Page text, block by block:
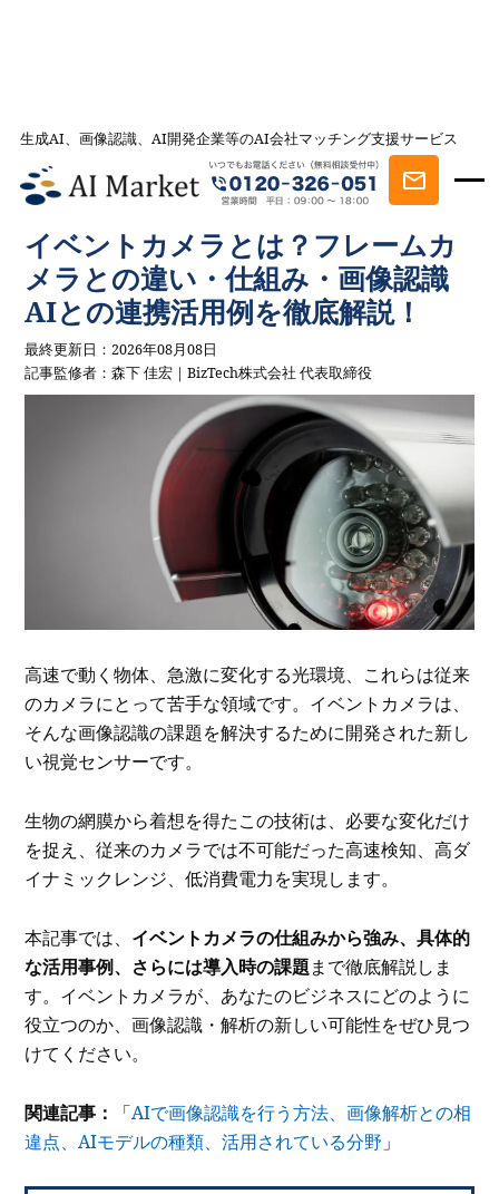
生成AI、画像認識、AI開発企業等のAI会社マッチング支援サービス
AI会社とのマッチングは AI Market
記事一覧
AI事例・AI活用法を探す
イベントカメラとは？フレームカメ
ラとの違い・仕組み・画像認識AIとの連携活用例を徹底解説！
イベントカメラとは？フレームカ
メラとの違い・仕組み・画像認識
AIとの連携活用例を徹底解説！
最終更新日：2026年08月08日
記事監修者：森下 佳宏｜BizTech株式会社 代表取締役
高速で動く物体、急激に変化する光環境、これらは従来
のカメラにとって苦手な領域です。イベントカメラは、
そんな画像認識の課題を解決するために開発された新し
い視覚センサーです。
生物の網膜から着想を得たこの技術は、必要な変化だけ
を捉え、従来のカメラでは不可能だった高速検知、高ダ
イナミックレンジ、低消費電力を実現します。
本記事では、 イベントカメラの仕組みから強み、具体的
な活用事例、さらには導入時の課題まで徹底解説しま
す。イベントカメラが、あなたのビジネスにどのように
役立つのか、画像認識・解析の新しい可能性をぜひ見つ
けてください。
関連記事： 「AIで画像認識を行う方法、画像解析との相
違点、AIモデルの種類、活用されている分野 」